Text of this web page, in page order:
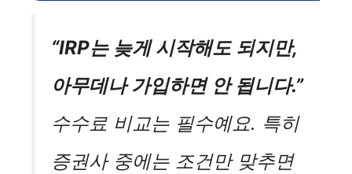
“IRP는 늦게 시작해도 되지만,
아무데나 가입하면 안 됩니다.”
수수료 비교는 필수예요. 특히
증권사 중에는 조건만 맞추면